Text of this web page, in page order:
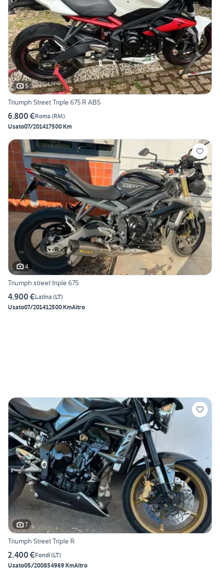
5
Triumph Street Triple 675 R ABS
6.800 €Roma (RM)
Usato07/201417500 Km
4
Triumph street triple 675
4.900 €Latina (LT)
Usato07/201412500 KmAltro
7
Triumph Street Triple R
2.400 €Fondi(LT)
Usato05/200854969 KmAltro